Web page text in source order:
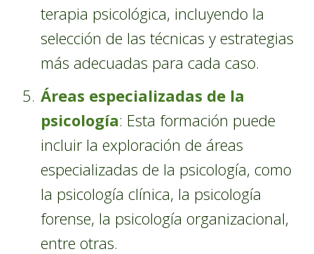
terapia psicológica, incluyendo la
selección de las técnicas y estrategias
más adecuadas para cada caso.
Áreas especializadas de la
psicología: Esta formación puede
incluir la exploración de áreas
especializadas de la psicología, como
la psicología clínica, la psicología
forense, la psicología organizacional,
entre otras.